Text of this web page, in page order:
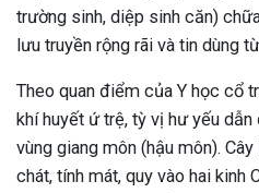
trường sinh, diệp sinh căn)
lưu truyền rộng rãi và tin dùng
Theo quan điểm của Y học cổ
khí huyết ứ trệ, tỳ vị hư yếu
vùng giang môn (hậu môn).
chát, tính mát, quy vào hai kinh